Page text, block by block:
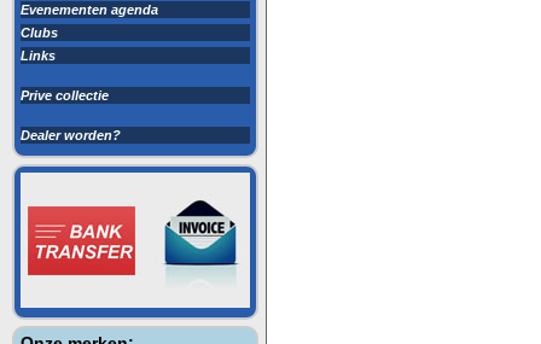
Evenementen agenda
Clubs
Links
Prive collectie
Dealer worden?